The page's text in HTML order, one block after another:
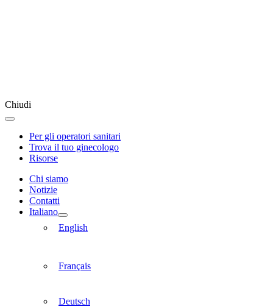
Chiudi
Per gli operatori sanitari
Trova il tuo ginecologo
Risorse
Chi siamo
Notizie
Contatti
Italiano
English
Français
Deutsch